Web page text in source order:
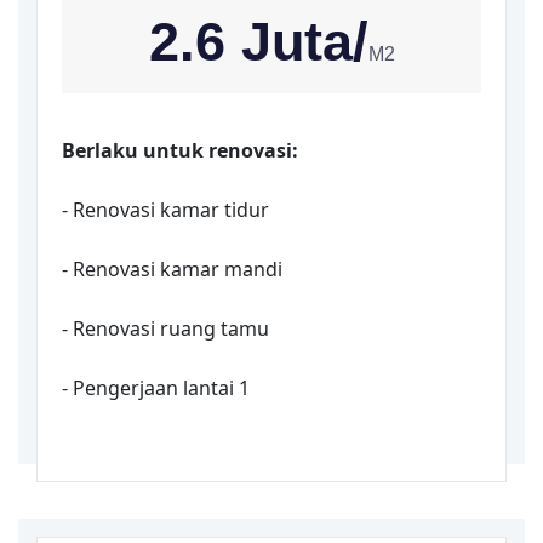
2.6 Juta/M2
Berlaku untuk renovasi:
- Renovasi kamar tidur
- Renovasi kamar mandi
- Renovasi ruang tamu
- Pengerjaan lantai 1